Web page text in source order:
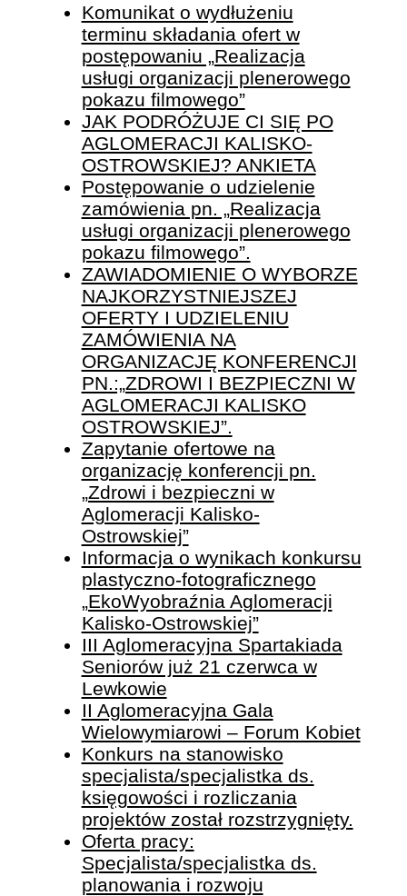
Komunikat o wydłużeniu
terminu składania ofert w
postępowaniu „Realizacja
usługi organizacji plenerowego
pokazu filmowego”
JAK PODRÓŻUJE CI SIĘ PO
AGLOMERACJI KALISKO-
OSTROWSKIEJ? ANKIETA
Postępowanie o udzielenie
zamówienia pn. „Realizacja
usługi organizacji plenerowego
pokazu filmowego”.
ZAWIADOMIENIE O WYBORZE
NAJKORZYSTNIEJSZEJ
OFERTY I UDZIELENIU
ZAMÓWIENIA NA
ORGANIZACJĘ KONFERENCJI
PN.:„ZDROWI I BEZPIECZNI W
AGLOMERACJI KALISKO
OSTROWSKIEJ”.
Zapytanie ofertowe na
organizację konferencji pn.
„Zdrowi i bezpieczni w
Aglomeracji Kalisko-
Ostrowskiej”
Informacja o wynikach konkursu
plastyczno-fotograficznego
„EkoWyobraźnia Aglomeracji
Kalisko-Ostrowskiej”
III Aglomeracyjna Spartakiada
Seniorów już 21 czerwca w
Lewkowie
II Aglomeracyjna Gala
Wielowymiarowi – Forum Kobiet
Konkurs na stanowisko
specjalista/specjalistka ds.
księgowości i rozliczania
projektów został rozstrzygnięty.
Oferta pracy:
Specjalista/specjalistka ds.
planowania i rozwoju